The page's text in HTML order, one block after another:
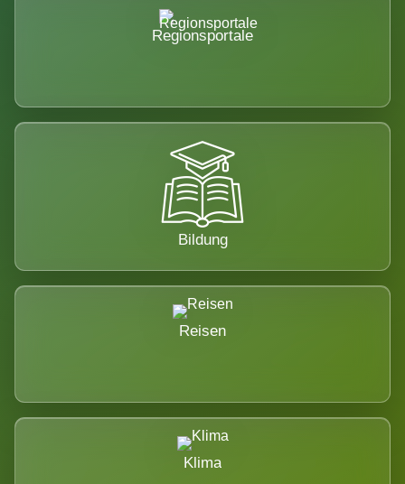
Regionsportale
Bildung
Reisen
Klima